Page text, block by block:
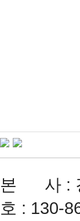
본 사 : 경
호 : 130-